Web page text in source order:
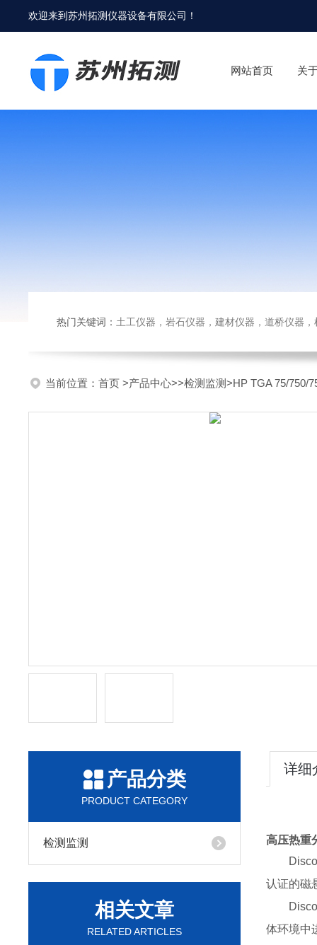
欢迎来到苏州拓测仪器设备有限公司 ！
网站首页 关
热门关键词： 土工仪器，岩石仪器，建材仪器，道桥仪器，检测
当前位置： 首页 >产品中心>>检测监测>HP TGA 75/750/
产品分类
PRODUCT CATEGORY
检测监测
相关文章
RELATED ARTICLES
详细
高压热重
认证的磁
体环境中